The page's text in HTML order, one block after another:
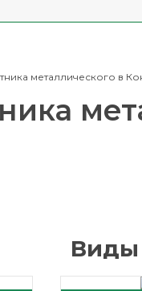
металлического в
Виды